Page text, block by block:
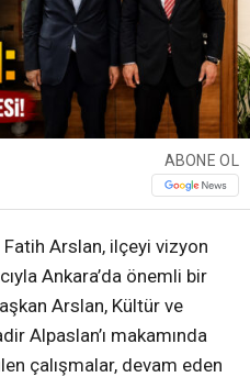
ABONE OL
Fatih Arslan, ilçeyi vizyon
Ankara’da önemli bir
Arslan, Kültür ve
Alpaslan’ı makamında
çalışmalar, devam eden